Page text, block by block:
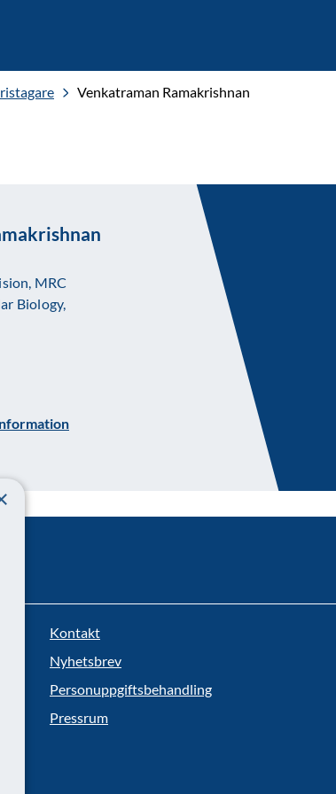
Venkatraman Ramakrishnan
MRC
Biology,
Kontakt
Nyhetsbrev
Personuppgiftsbehandling
Pressrum